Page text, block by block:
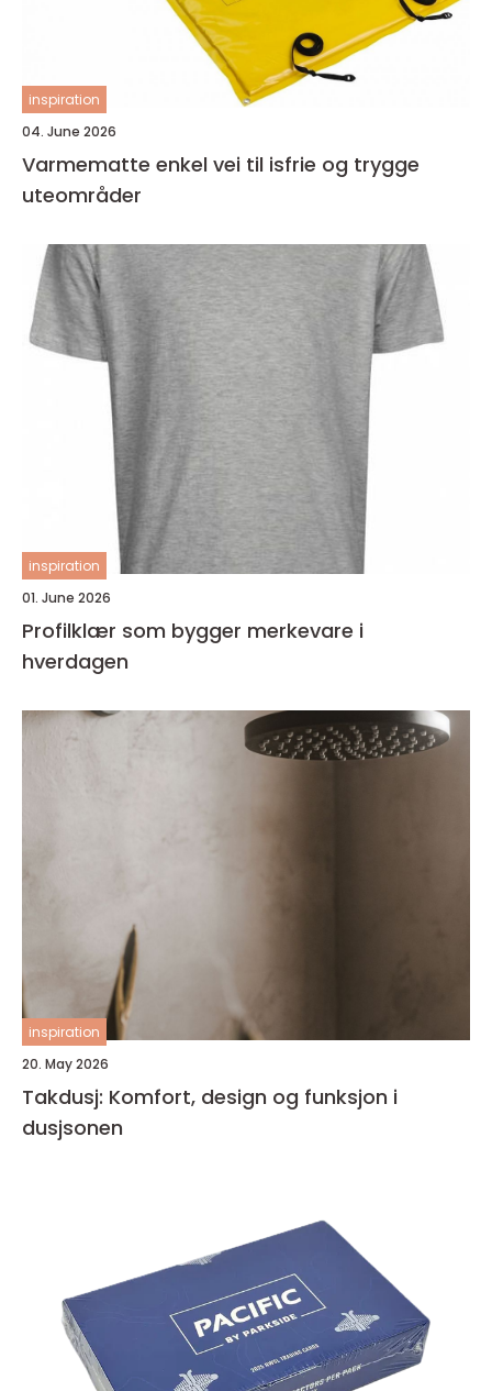
inspiration
04. June 2026
Varmematte enkel vei til isfrie og trygge
uteområder
inspiration
01. June 2026
Profilklær som bygger merkevare i
hverdagen
inspiration
20. May 2026
Takdusj: Komfort, design og funksjon i
dusjsonen